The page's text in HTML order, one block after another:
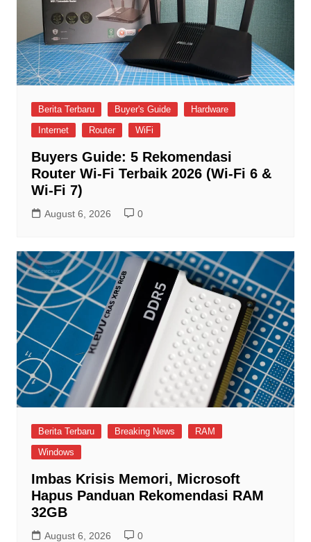
Berita Terbaru Buyer's Guide
Hardware
Internet
Router WiFi
Buyers Guide: 5 Rekomendasi
Router Wi-Fi Terbaik 2026 (Wi-Fi 6 &
Wi-Fi 7)
August 6, 2026 0
Berita Terbaru Breaking News
RAM
Windows
Imbas Krisis Memori, Microsoft
Hapus Panduan Rekomendasi RAM
32GB
August 6, 2026 0